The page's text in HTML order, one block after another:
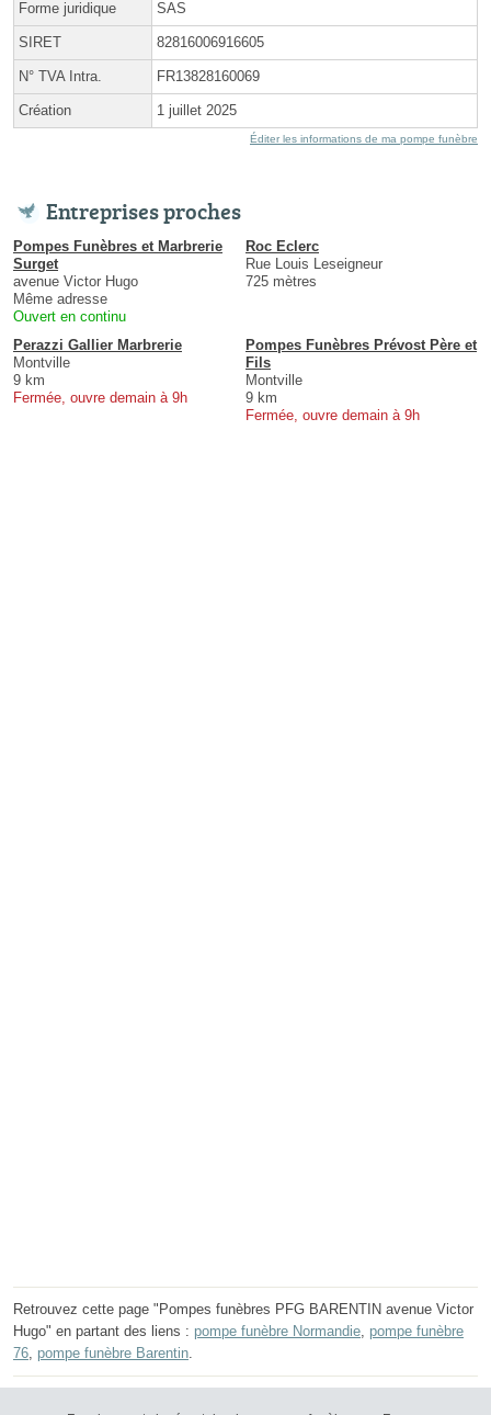
Forme juridique SAS
SIRET 82816006916605
N° TVA Intra. FR13828160069
Création 1 juillet 2025
Éditer les informations de ma pompe funèbre
Entreprises proches
Pompes Funèbres et Marbrerie
Surget
avenue Victor Hugo
Même adresse
Ouvert en continu
Roc Eclerc
Rue Louis Leseigneur
725 mètres
Perazzi Gallier Marbrerie
Montville
9 km
Fermée, ouvre demain à 9h
Pompes Funèbres Prévost Père et
Fils
Montville
9 km
Fermée, ouvre demain à 9h
Retrouvez cette page "Pompes funèbres PFG BARENTIN avenue Victor
Hugo" en partant des liens : pompe funèbre Normandie pompe funèbre
76 pompe funèbre Barentin